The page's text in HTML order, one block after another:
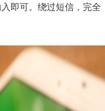
即可。绕过短信，完全